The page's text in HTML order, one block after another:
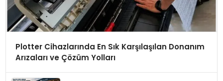
Plotter Cihazlarında En Sık Karşılaşılan Donanım
Arızaları ve Çözüm Yolları